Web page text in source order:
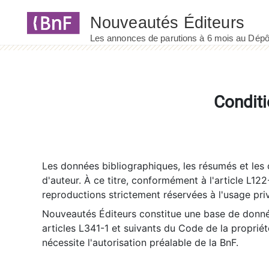
Les données bibliographiques, les résumés et
d'auteur. À ce titre, conformément à l'article
reproductions strictement réservées à l'usage
Nouveautés Éditeurs constitue une base de
articles L341-1 et suivants du Code de la
nécessite l'autorisation préalable de la BnF.